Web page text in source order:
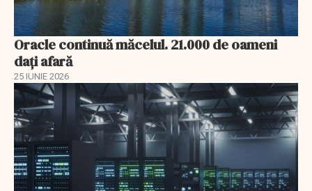
Oracle continuă măcelul. 21.000 de oameni
dați afară
25 IUNIE 2026